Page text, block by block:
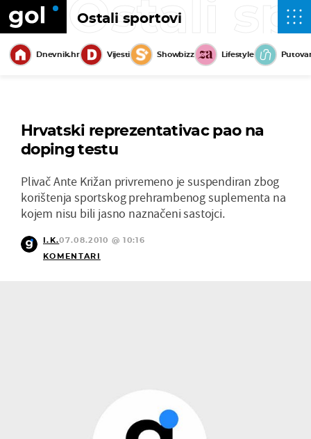
Ostali sportovi
Ostali
Dnevnik.hr Vijesti Showbizz Lifestyle
Hrvatski reprezentativac pao na
doping testu
Plivač Ante Križan privremeno je suspendiran zbog
korištenja sportskog prehrambenog suplementa na
kojem nisu bili jasno naznačeni sastojci.
I.K.07.08.2010 @ 10:16
KOMENTARI